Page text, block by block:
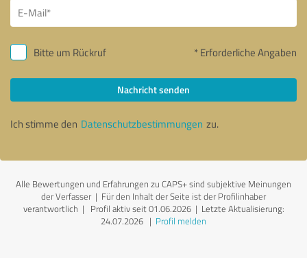
Bitte um Rückruf * Erforderliche Angaben
Nachricht senden
Ich stimme den Datenschutzbestimmungen zu.
Alle Bewertungen und Erfahrungen zu CAPS+ sind subjektive Meinungen
der Verfasser | Für den Inhalt der Seite ist der Profilinhaber
verantwortlich | Profil aktiv seit 01.06.2026 | Letzte Aktualisierung:
24.07.2026 | Profil melden